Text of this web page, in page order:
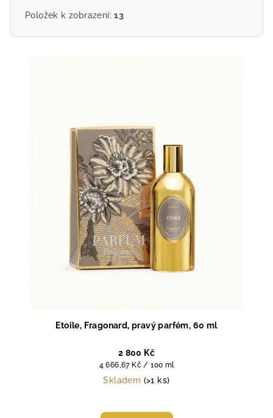
Položek k zobrazení:13
Etoile, Fragonard, pravý parfém, 60 ml
2 800 Kč
Měrná
cena:
4 666,67 Kč / 100 ml
Skladem (>1 ks)
hodnocení